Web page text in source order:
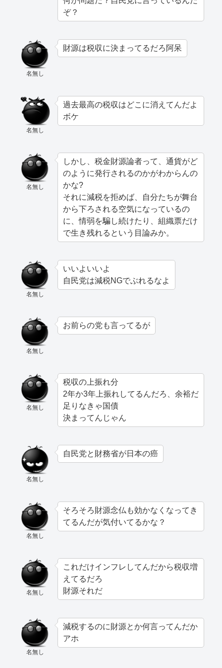
ぞ？
名無し
財源は税収に決まってるだろ阿呆
名無し
過去最高の税収はどこに消えてんだよ
ボケ
名無し
しかし、税金財源論者って、通貨がど
のように発行されるのかがわからんの
かな?
それに減税を拒めば、自分たちが舞台
から下ろされる空気になっているの
に、情弱を騙し続けたり、組織票だけ
で生き残れるという目論みか。
名無し
いいよいいよ
自民党は減税NGでぶれるなよ
名無し
お前らの党も言ってるが
名無し
税収の上振れ分
2年か3年上振れしてるんだろ、余裕だ
足りなきゃ国債
決まってんじゃん
名無し
自民党と財務省が日本の癌
名無し
そろそろ財源念仏も効かなくなってき
てるんだが気付いてるかな？
名無し
これだけインフレしてんだから税収増
えてるだろ
財源それだ
名無し
減税するのに財源とか何言ってんだか
アホ